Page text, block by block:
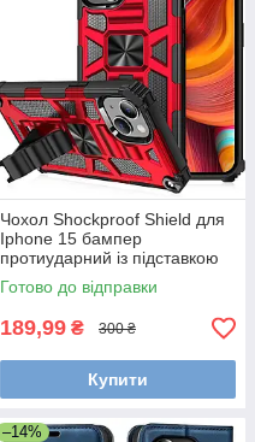
Чохол Shockproof Shield для
Iphone 15 бампер
протиударний із підставкою
Red
Готово до відправки
189,99 ₴ 300 ₴
Купити
–14%